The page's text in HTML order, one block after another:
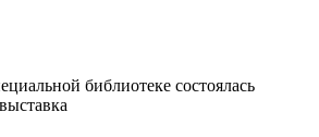
библиотеке состоялась